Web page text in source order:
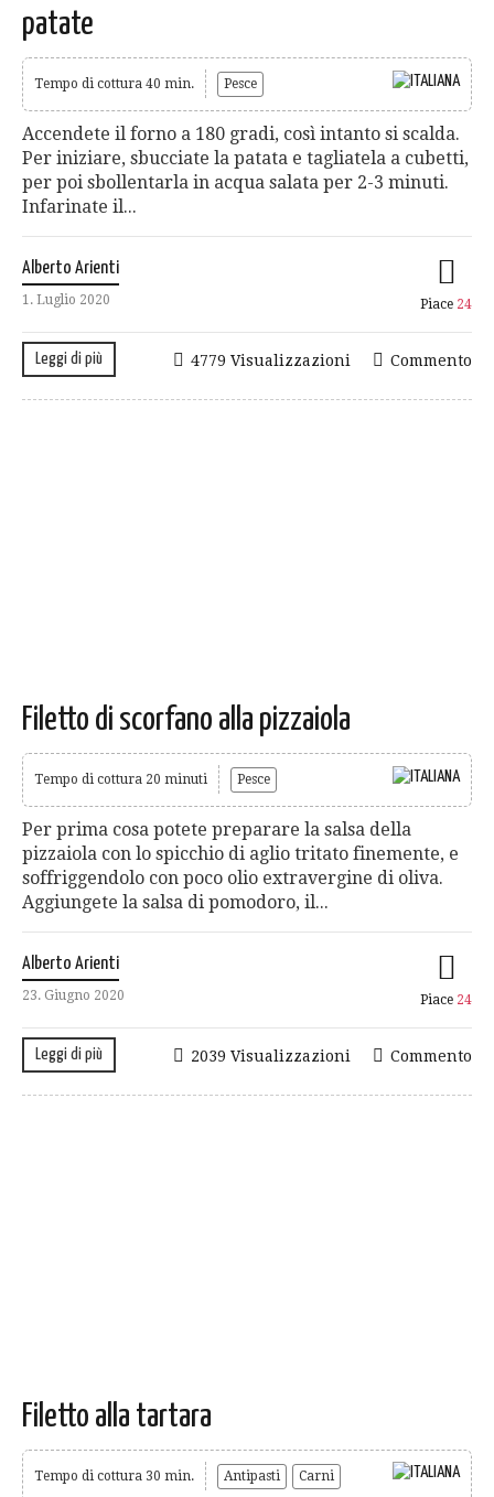
patate
Tempo di cottura 40 min. Pesce
Accendete il forno a 180 gradi, così intanto si scalda.
Per iniziare, sbucciate la patata e tagliatela a cubetti,
per poi sbollentarla in acqua salata per 2-3 minuti.
Infarinate il...
Alberto Arienti
1. Luglio 2020 Piace 24
Leggi di più Commento
4779 Visualizzazioni
Filetto di scorfano alla pizzaiola
Tempo di cottura 20 minuti Pesce
Per prima cosa potete preparare la salsa della
pizzaiola con lo spicchio di aglio tritato finemente, e
soffriggendolo con poco olio extravergine di oliva.
Aggiungete la salsa di pomodoro, il...
Alberto Arienti
23. Giugno 2020 Piace 24
Leggi di più Commento
2039 Visualizzazioni
Filetto alla tartara
Tempo di cottura 30 min. Antipasti Carni